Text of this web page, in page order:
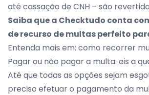
até cassação de CNH – são
Saiba que a Checktudo conta
de recurso de multas perfeito
Entenda mais em: como recorrer
Pagar ou não pagar a multa: eis a
Até que todas as opções sejam
preciso efetuar o pagamento da